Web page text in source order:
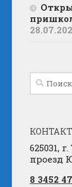
Найти:
625031,
проезд
8 3452